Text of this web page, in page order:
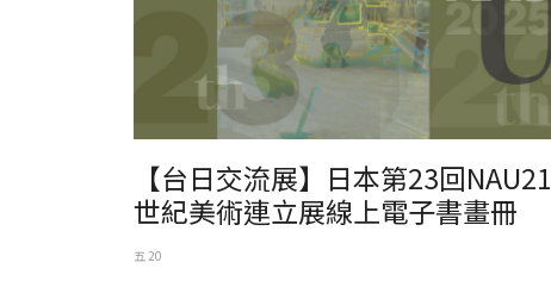
【台日交流展】日本第23回NAU21
世紀美術連立展線上電子書畫冊
五 20